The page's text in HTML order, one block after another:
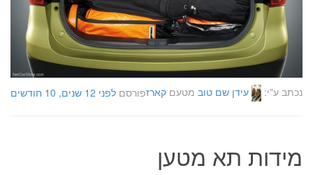
נכתב ע"י: עידן שם טוב מטעם קארזפורסם לפני 12 שנים, 10 חודשים
מידות תא מטען